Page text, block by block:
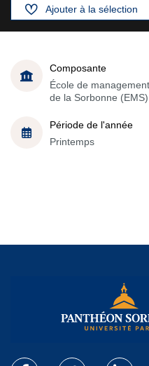
Ajouter à la sélection
Composante
École de management
de la Sorbonne (EMS)
Période de l'année
Printemps